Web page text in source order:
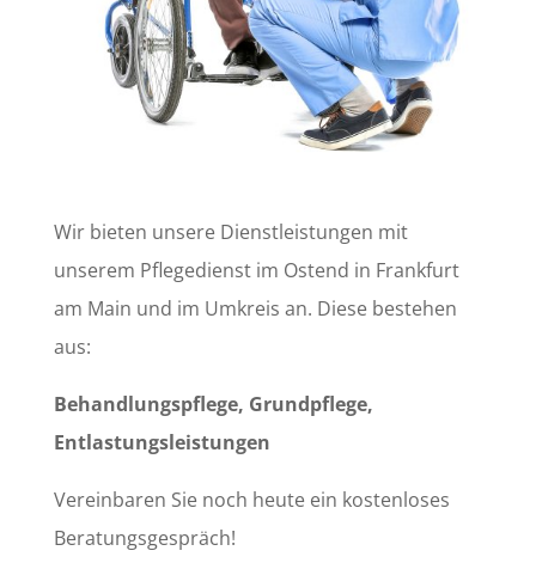
Wir bieten unsere Dienstleistungen mit
unserem Pflegedienst im Ostend in Frankfurt
am Main und im Umkreis an. Diese bestehen
aus:
Behandlungspflege, Grundpflege,
Entlastungsleistungen
Vereinbaren Sie noch heute ein kostenloses
Beratungsgespräch!